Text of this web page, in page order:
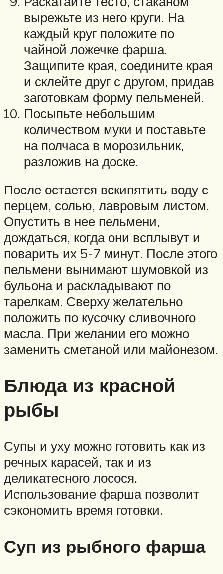
вырежьте из него круги. На
каждый круг положите по
чайной ложечке фарша.
Защипите края, соедините края
и склейте друг с другом, придав
заготовкам форму пельменей.
Посыпьте небольшим
количеством муки и поставьте
на полчаса в морозильник,
разложив на доске.
После остается вскипятить воду с
перцем, солью, лавровым листом.
Опустить в нее пельмени,
дождаться, когда они всплывут и
поварить их 5-7 минут. После этого
пельмени вынимают шумовкой из
бульона и раскладывают по
тарелкам. Сверху желательно
положить по кусочку сливочного
масла. При желании его можно
заменить сметаной или майонезом.
Блюда из красной
рыбы
Супы и уху можно готовить как из
речных карасей, так и из
деликатесного лосося.
Использование фарша позволит
сэкономить время готовки.
Суп из рыбного фарша